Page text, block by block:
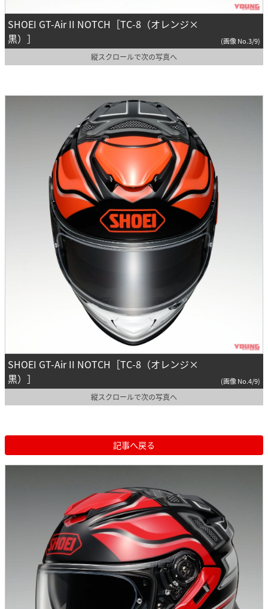
SHOEI GT-Air II NOTCH［TC-8（オレンジ×
黒）］
(画像 No.3/9)
縦スクロールで次の写真へ
SHOEI GT-Air II NOTCH［TC-8（オレンジ×
黒）］
(画像 No.4/9)
縦スクロールで次の写真へ
記事へ戻る